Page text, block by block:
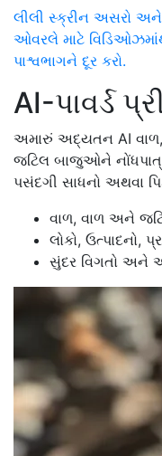
લીલી સ્ક્રીન અસરો અને
ઓવરલે માટે
પાશ્વભાગને દૂર કરો.
AI-પાવર્ડ
અમારું અદ્યતન AI
જટિલ બાજુઓને
પસંદગી સાધનો અથવા
વાળ, વાળ અને
લોકો, ઉત્પાદનો,
સુંદર વિગતો અને